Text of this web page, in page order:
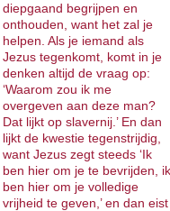
diepgaand begrijpen en
onthouden, want het zal je
helpen. Als je iemand als
Jezus tegenkomt, komt in je
denken altijd de vraag op:
‘Waarom zou ik me
overgeven aan deze man?
Dat lijkt op slavernij.’ En dan
lijkt de kwestie tegenstrijdig,
want Jezus zegt steeds ‘Ik
ben hier om je te bevrijden, ik
ben hier om je volledige
vrijheid te geven,’ en dan eist